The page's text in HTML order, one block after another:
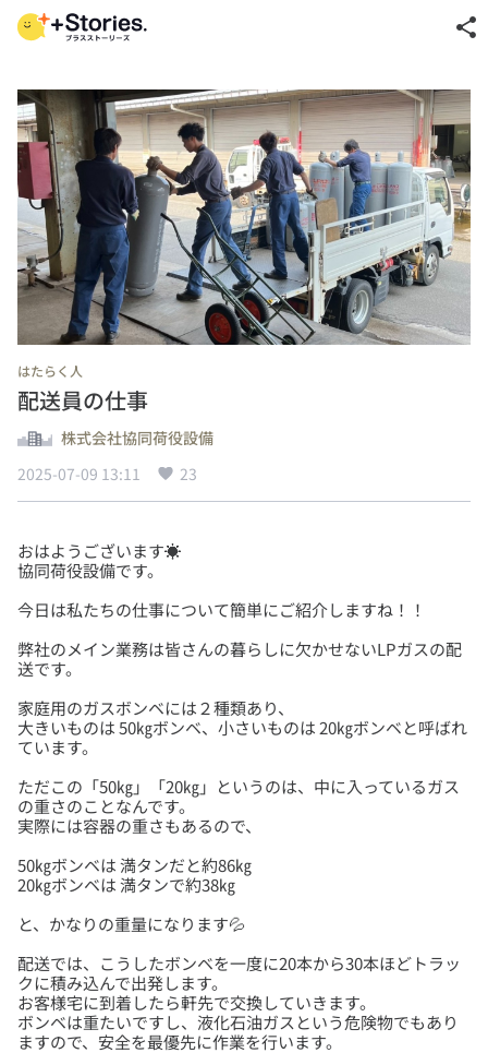
share
はたらく人
配送員の仕事
株式会社協同荷役設備
2025-07-09 13:11
23
おはようございます☀️
弊社のメイン業務は皆さんの暮らしに欠かせないLPガスの配
家庭用のガスボンベには２種類あり、
大きいものは 50㎏ボンベ、小さいものは 20㎏ボンベと呼ばれ
ただこの「50㎏」「20㎏」というのは、中に入っているガス
の重さのことなんです。
50㎏ボンベは 満タンだと約86㎏
配送では、こうしたボンベを一度に20本から30本ほどトラッ
クに積み込んで出発します。
お客様宅に到着したら軒先で交換していきます。
ボンベは重たいですし、液化石油ガスという危険物でもあり